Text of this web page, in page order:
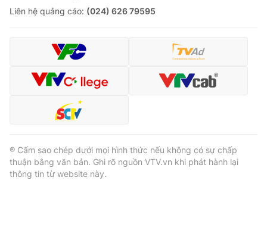
Liên hệ quảng cáo: (024) 626 79595
® Cấm sao chép dưới mọi hình thức nếu không có sự chấp
thuận bằng văn bản. Ghi rõ nguồn VTV.vn khi phát hành lại
thông tin từ website này.